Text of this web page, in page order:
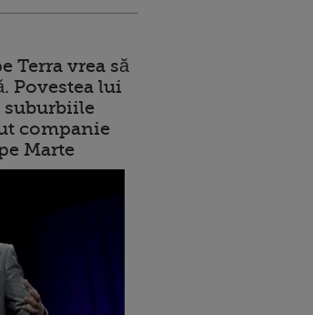
Terra vrea să
Povestea lui
suburbiile
companie
Marte